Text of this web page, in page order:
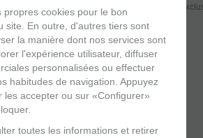
et profitez de réductions et promotions
lu et j'acceptel'envoi d'annonces
propres cookies pour le bon
site. En outre, d'autres tiers sont
la manière dont nos services sont
l'expérience utilisateur, diffuser
personnalisées ou effectuer
habitudes de navigation. Appuyez
les accepter ou sur «Configurer»
toutes les informations et retirer